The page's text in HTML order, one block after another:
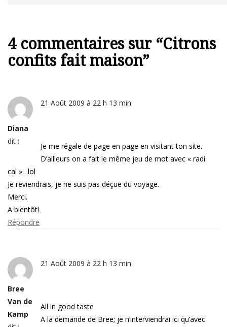
4 commentaires sur “Citrons
confits fait maison”
Diana
dit :
21 Août 2009 à 22 h 13 min
Je me régale de page en page en visitant ton site.
D’ailleurs on a fait le même jeu de mot avec « radi
cal »…lol
Je reviendrais, je ne suis pas déçue du voyage.
Merci.
A bientôt!
Répondre
Bree
Van de
Kamp
21 Août 2009 à 22 h 13 min
All in good taste
A la demande de Bree; je n’interviendrai ici qu’avec